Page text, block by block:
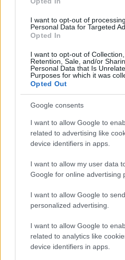
I want to opt-out of
Personal Data for Targeted
Opted In
I want to opt-out of Collection,
Retention, Sale, and/or
Personal Data that Is
Purposes for which it was
Opted Out
Google consents
I want to allow Google to
related to advertising like
device identifiers in apps.
I want to allow my user data
Google for online advertising
I want to allow Google to
personalized advertising.
I want to allow Google to
related to analytics like
device identifiers in apps.
Costa attacca il
sistema per il
troppi incendi
Europei Italia Mancini
ARTICOLI CORRELATI
Coronavirus Von der Leyen
coronabond, ha ragione